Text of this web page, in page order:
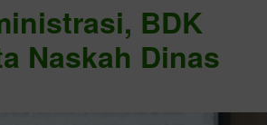
BDK
Naskah Dinas